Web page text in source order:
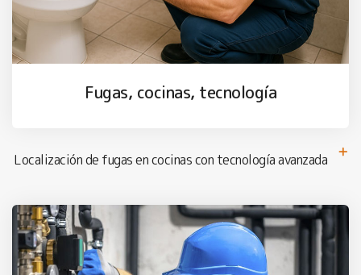
Fugas, cocinas, tecnología
Localización de fugas en cocinas con tecnología avanzada